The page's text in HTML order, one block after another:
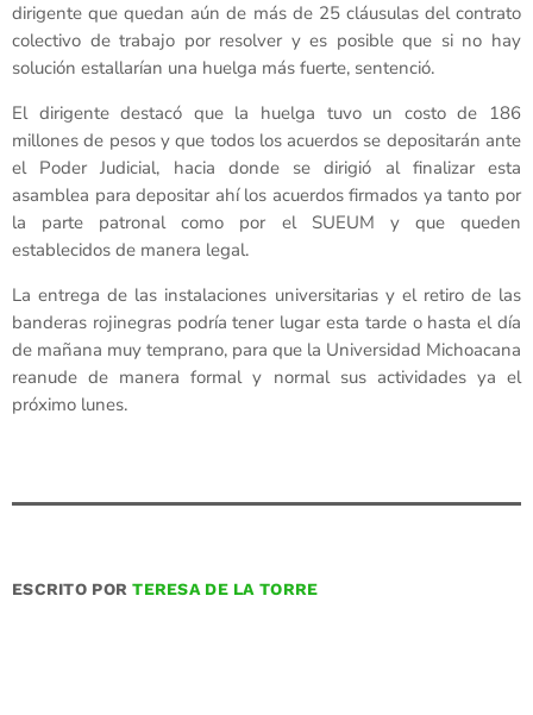
dirigente que quedan aún de más de 25 cláusulas del contrato
colectivo de trabajo por resolver y es posible que si no hay
solución estallarían una huelga más fuerte, sentenció.
El dirigente destacó que la huelga tuvo un costo de 186
millones de pesos y que todos los acuerdos se depositarán ante
el Poder Judicial, hacia donde se dirigió al finalizar esta
asamblea para depositar ahí los acuerdos firmados ya tanto por
la parte patronal como por el SUEUM y que queden
establecidos de manera legal.
La entrega de las instalaciones universitarias y el retiro de las
banderas rojinegras podría tener lugar esta tarde o hasta el día
de mañana muy temprano, para que la Universidad Michoacana
reanude de manera formal y normal sus actividades ya el
próximo lunes.
ESCRITO PORTERESA DE LA TORRE